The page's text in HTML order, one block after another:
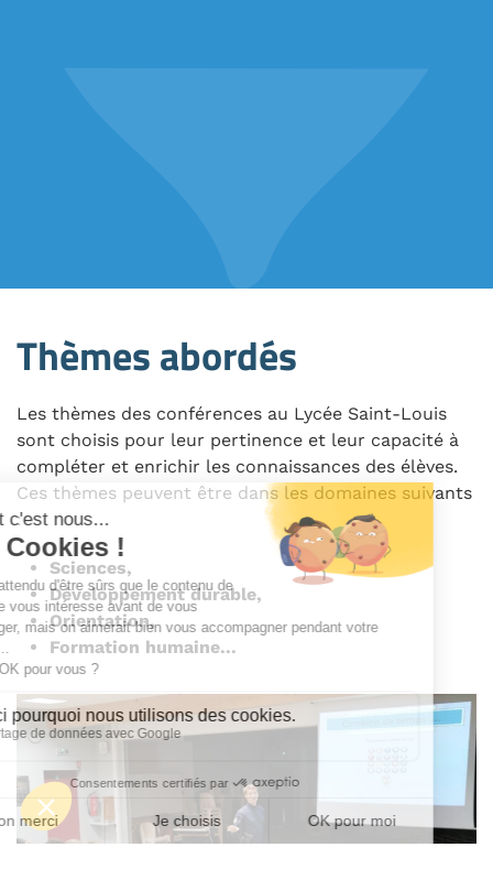
Thèmes abordés
Les thèmes des conférences au Lycée Saint-Louis
sont choisis pour leur pertinence et leur capacité à
compléter et enrichir les connaissances des élèves.
Ces thèmes peuvent être dans les domaines suivants
:
Sciences,
Développement durable,
Orientation,
Formation humaine...